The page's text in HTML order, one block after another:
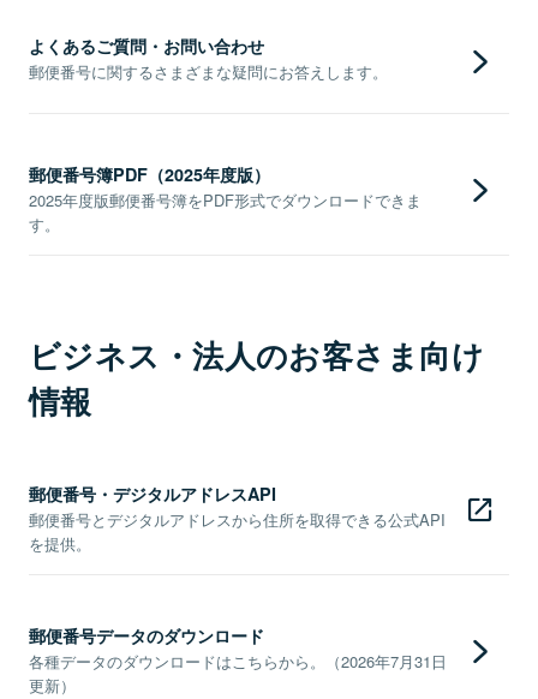
よくあるご質問・お問い合わせ
郵便番号に関するさまざまな疑問にお答えします。
郵便番号簿PDF（2025年度版）
2025年度版郵便番号簿をPDF形式でダウンロードできま
す。
ビジネス・法人のお客さま向け
情報
郵便番号・デジタルアドレスAPI
郵便番号とデジタルアドレスから住所を取得できる公式API
を提供。
郵便番号データのダウンロード
各種データのダウンロードはこちらから。（2026年7月31日
更新）